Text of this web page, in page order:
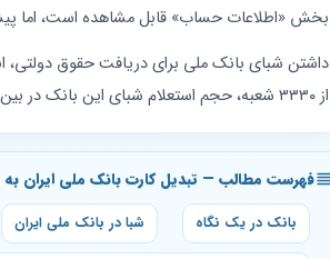
بخش «اطلاعات حساب» قابل مشاهده است، اما
داشتن شبای بانک ملی برای دریافت حقوق دولتی،
از ۳۳۳۰ شعبه، حجم استعلام شبای این بانک در بین بالاترین آمار کشوری قرار دارد.
فهرست مطالب — تبدیل کارت بانک ملی ایران به
بانک در یک نگاه شبا در بانک ملی ایران